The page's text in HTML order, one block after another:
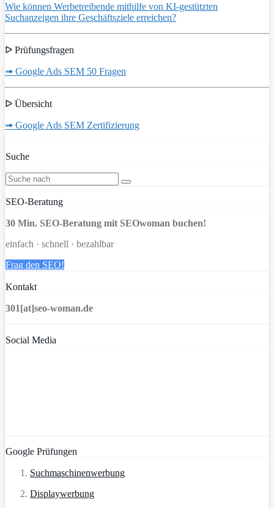
Wie können Werbetreibende mithilfe von KI‑gestützten
Suchanzeigen ihre Geschäftsziele erreichen?
ᐅ Prüfungsfragen
➟ Google Ads SEM 50 Fragen
ᐅ Übersicht
➟ Google Ads SEM Zertifizierung
Suche
SEO-Beratung
30 Min. SEO-Beratung mit SEOwoman buchen!
einfach · schnell · bezahlbar
Frag den SEO!
Kontakt
301[at]seo-woman.de
Social Media
Google Prüfungen
Suchmaschinenwerbung
Displaywerbung